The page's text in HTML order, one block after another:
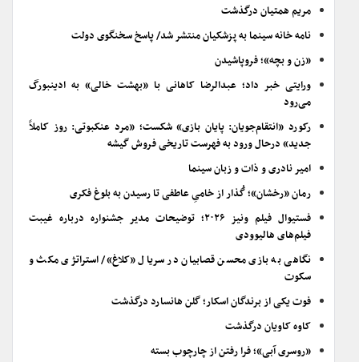
مریم همتیان درگذشت
نامه خانه سینما به پزشکیان منتشر شد/ پاسخ سخنگوی دولت
«زن و بچه»؛ فروپاشیدن
ورایتی خبر داد؛ عبدالرضا کاهانی با «بهشت خالی» به ادینبورگ
می‌رود
رکورد «انتقام‌جویان: پایان بازی» شکست؛ «مرد عنکبوتی: روز کاملاً
جدید» درحال ورود به فهرست تاریخی فروش گیشه
امیر نادری و ذات و زبان سینما
رمان «رخشان»؛ گُذار از خامیِ عاطفی تا رسیدن به بلوغ فکری
فستیوال فیلم ونیز ۲۰۲۶؛ توضیحات مدیر جشنواره درباره غیبت
فیلم‌های هالیوودی
نگاهی به بازی محسن قصابیان در سریال «کلاغ»/ استراتژی مکث و
سکوت
فوت یکی از برندگان اسکار؛ گلن هانسارد درگذشت
کاوه کاویان درگذشت
«روسری آبی»؛ فرا رفتن از چارچوب بسته